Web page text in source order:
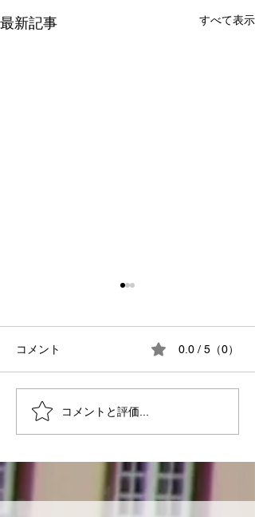
最新記事 すべて表示
日本の未来を決定する
日！
コメント 0.0 / 5（0）
コメントと評価...